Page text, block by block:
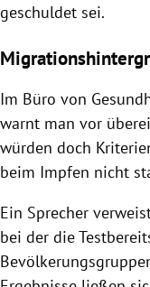
geschuldet sei.
Im Büro von
warnt man vor
würden doch
beim Impfen nicht
Ein Sprecher
bei der die